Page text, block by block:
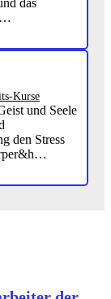
Kurse
und Seele
den Stress